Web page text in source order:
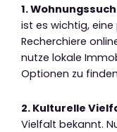
1.
ist es wichtig,
Recherchiere
nutze lokale
Optionen zu
2. Kulturelle
Vielfalt bekannt.